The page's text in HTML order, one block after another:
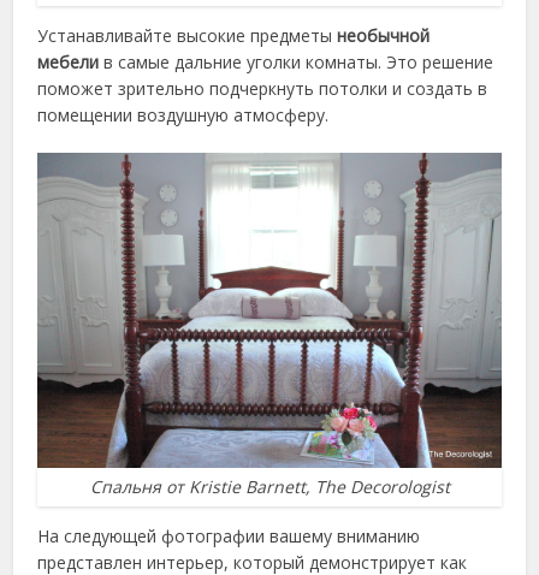
Устанавливайте высокие предметынеобычной
мебели в самые дальние уголки комнаты. Это решение
поможет зрительно подчеркнуть потолки и создать в
помещении воздушную атмосферу.
Спальня от Kristie Barnett, The Decorologist
На следующей фотографии вашему вниманию
представлен интерьер, который демонстрирует как